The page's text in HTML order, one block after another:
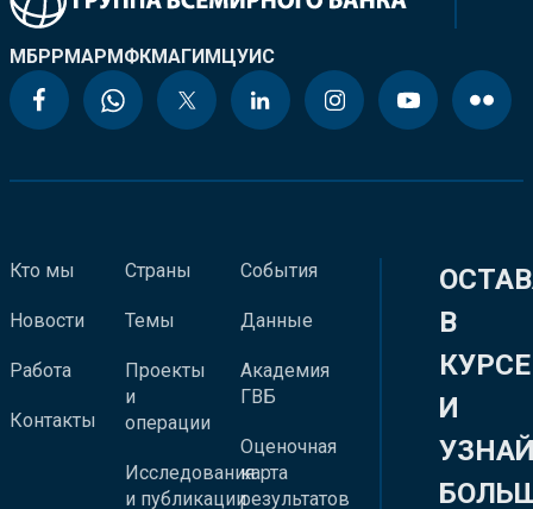
МБРРМАРМФКМАГИМЦУИС
Кто мы
Новости
Работа
Контакты
Страны
Темы
Проекты
и
операции
Исследования
и публикации
События
Данные
Академия
ГВБ
Оценочная
карта
результатов
В
КУРСЕ
И